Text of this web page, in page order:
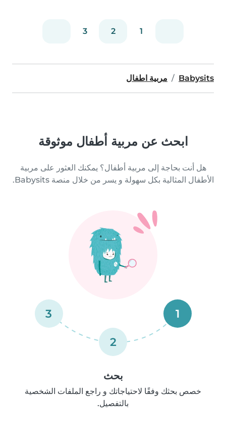
1
2
3
Babysits مربية اطفال
ابحث عن مربية أطفال موثوقة
هل أنت بحاجة إلى مربية أطفال؟ يمكنك العثور على مربية
الأطفال المثالية بكل سهولة و يسر من خلال منصة Babysits.
1
2
3
بحث
خصص بحثك وفقًا لاحتياجاتك و راجع الملفات الشخصية
بالتفصيل.